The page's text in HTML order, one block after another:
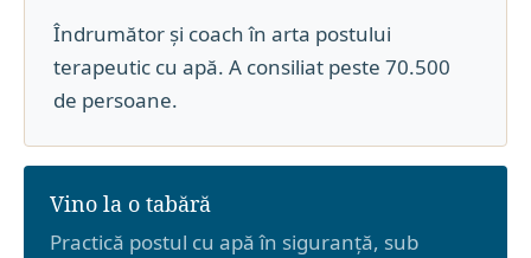
Îndrumător și coach în arta postului
terapeutic cu apă. A consiliat peste 70.500
de persoane.
Vino la o tabără
Practică postul cu apă în siguranță, sub